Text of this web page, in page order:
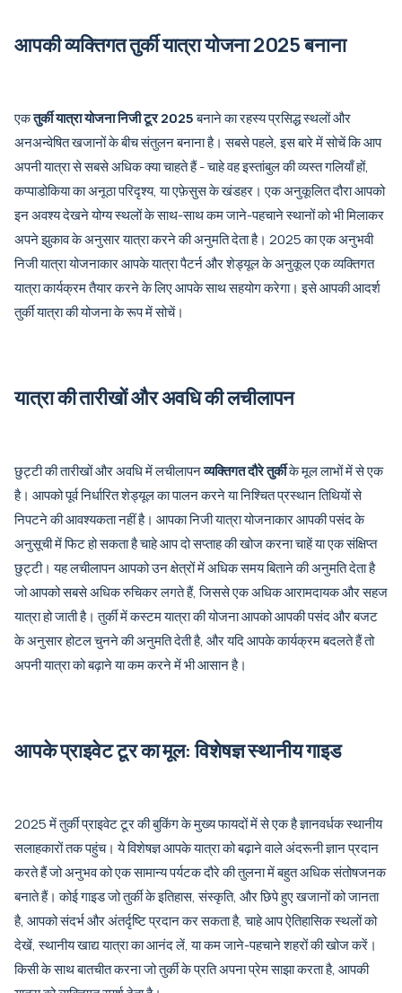
आपकी व्यक्तिगत तुर्की यात्रा योजना 2025 बनाना
एकतुर्की यात्रा योजना निजी टूर 2025बनाने का रहस्य प्रसिद्ध स्थलों और
अनअन्वेषित खजानों के बीच संतुलन बनाना है। सबसे पहले, इस बारे में सोचें कि आप
अपनी यात्रा से सबसे अधिक क्या चाहते हैं - चाहे वह इस्तांबुल की व्यस्त गलियाँ हों,
कप्पाडोकिया का अनूठा परिदृश्य, या एफ़ेसुस के खंडहर। एक अनुकूलित दौरा आपको
इन अवश्य देखने योग्य स्थलों के साथ-साथ कम जाने-पहचाने स्थानों को भी मिलाकर
अपने झुकाव के अनुसार यात्रा करने की अनुमति देता है। 2025 का एक अनुभवी
निजी यात्रा योजनाकार आपके यात्रा पैटर्न और शेड्यूल के अनुकूल एक व्यक्तिगत
यात्रा कार्यक्रम तैयार करने के लिए आपके साथ सहयोग करेगा। इसे आपकी आदर्श
तुर्की यात्रा की योजना के रूप में सोचें।
यात्रा की तारीखों और अवधि की लचीलापन
छुट्टी की तारीखों और अवधि में लचीलापनव्यक्तिगत दौरे तुर्कीके मूल लाभों में से एक
है। आपको पूर्व निर्धारित शेड्यूल का पालन करने या निश्चित प्रस्थान तिथियों से
निपटने की आवश्यकता नहीं है। आपका निजी यात्रा योजनाकार आपकी पसंद के
अनुसूची में फिट हो सकता है चाहे आप दो सप्ताह की खोज करना चाहें या एक संक्षिप्त
छुट्टी। यह लचीलापन आपको उन क्षेत्रों में अधिक समय बिताने की अनुमति देता है
जो आपको सबसे अधिक रुचिकर लगते हैं, जिससे एक अधिक आरामदायक और सहज
यात्रा हो जाती है। तुर्की में कस्टम यात्रा की योजना आपको आपकी पसंद और बजट
के अनुसार होटल चुनने की अनुमति देती है, और यदि आपके कार्यक्रम बदलते हैं तो
अपनी यात्रा को बढ़ाने या कम करने में भी आसान है।
आपके प्राइवेट टूर का मूल: विशेषज्ञ स्थानीय गाइड
2025 में तुर्की प्राइवेट टूर की बुकिंग के मुख्य फायदों में से एक है ज्ञानवर्धक स्थानीय
सलाहकारों तक पहुंच। ये विशेषज्ञ आपके यात्रा को बढ़ाने वाले अंदरूनी ज्ञान प्रदान
करते हैं जो अनुभव को एक सामान्य पर्यटक दौरे की तुलना में बहुत अधिक संतोषजनक
बनाते हैं। कोई गाइड जो तुर्की के इतिहास, संस्कृति, और छिपे हुए खजानों को जानता
है, आपको संदर्भ और अंतर्दृष्टि प्रदान कर सकता है, चाहे आप ऐतिहासिक स्थलों को
देखें, स्थानीय खाद्य यात्रा का आनंद लें, या कम जाने-पहचाने शहरों की खोज करें।
किसी के साथ बातचीत करना जो तुर्की के प्रति अपना प्रेम साझा करता है, आपकी